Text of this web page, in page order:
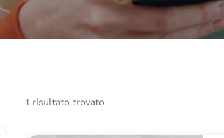
1 risultato trovato